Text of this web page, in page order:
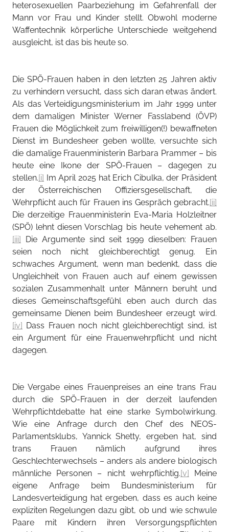
heterosexuellen Paarbeziehung im Gefahrenfall der
Mann vor Frau und Kinder stellt. Obwohl moderne
Waffentechnik körperliche Unterschiede weitgehend
ausgleicht, ist das bis heute so.
Die SPÖ-Frauen haben in den letzten 25 Jahren aktiv
zu verhindern versucht, dass sich daran etwas ändert.
Als das Verteidigungsministerium im Jahr 1999 unter
dem damaligen Minister Werner Fasslabend (ÖVP)
Frauen die Möglichkeit zum freiwilligen(!) bewaffneten
Dienst im Bundesheer geben wollte, versuchte sich
die damalige Frauenministerin Barbara Prammer – bis
heute eine Ikone der SPÖ-Frauen – dagegen zu
stellen.[i] Im April 2025 hat Erich Cibulka, der Präsident
der Österreichischen Offiziersgesellschaft, die
Wehrpflicht auch für Frauen ins Gespräch gebracht.[ii]
Die derzeitige Frauenministerin Eva-Maria Holzleitner
(SPÖ) lehnt diesen Vorschlag bis heute vehement ab.
[iii] Die Argumente sind seit 1999 dieselben: Frauen
seien noch nicht gleichberechtigt genug. Ein
schwaches Argument, wenn man bedenkt, dass die
Ungleichheit von Frauen auch auf einem gewissen
sozialen Zusammenhalt unter Männern beruht und
dieses Gemeinschaftsgefühl eben auch durch das
gemeinsame Dienen beim Bundesheer erzeugt wird.
[iv] Dass Frauen noch nicht gleichberechtigt sind, ist
ein Argument für eine Frauenwehrpflicht und nicht
dagegen.
Die Vergabe eines Frauenpreises an eine trans Frau
durch die SPÖ-Frauen in der derzeit laufenden
Wehrpflichtdebatte hat eine starke Symbolwirkung.
Wie eine Anfrage durch den Chef des NEOS-
Parlamentsklubs, Yannick Shetty, ergeben hat, sind
trans Frauen nämlich aufgrund ihres
Geschlechterwechsels – anders als andere biologisch
männliche Personen – nicht wehrpflichtig.[v] Meine
eigene Anfrage beim Bundesministerium für
Landesverteidigung hat ergeben, dass es auch keine
expliziten Regelungen dazu gibt, ob und wie schwule
Paare mit Kindern ihren Versorgungspflichten